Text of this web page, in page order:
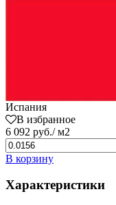
Испания
В избранное
6 092 руб./ м2
В корзину
Характеристики